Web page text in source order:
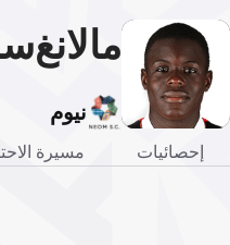
مالانغ
نيوم
إحصائيات مسيرة